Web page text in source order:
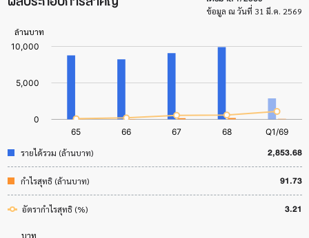
ข้อมูล ณ วันที่ 31 มี.ค. 2569
รายได้รวม (ล้านบาท) 2,853.68
กำไรสุทธิ (ล้านบาท) 91.73
อัตรากำไรสุทธิ (%) 3.21